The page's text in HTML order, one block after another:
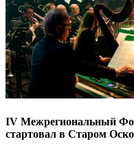
IV Межрегиональный
стартовал в Старом